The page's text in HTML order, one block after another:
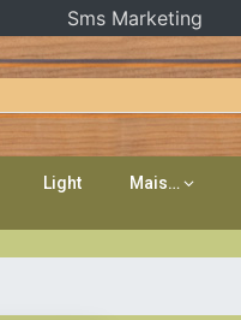
Light Mais…
Sms Marketing